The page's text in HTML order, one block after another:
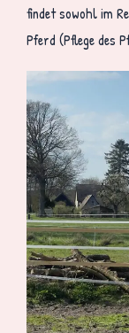
findet sowohl im
Pferd (Pflege des